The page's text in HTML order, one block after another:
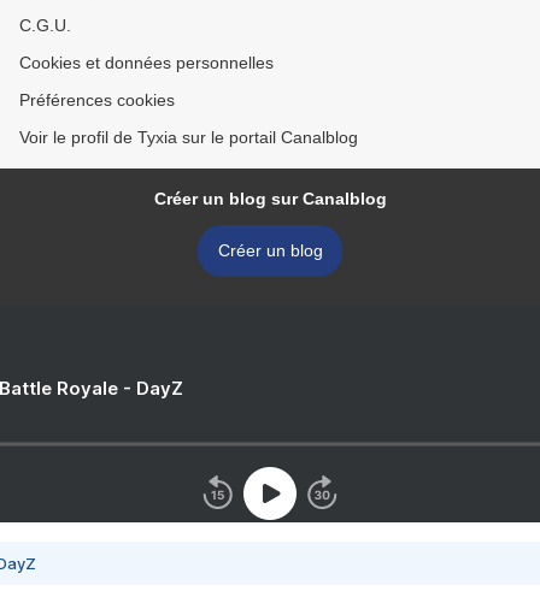
C.G.U.
Cookies et données personnelles
Préférences cookies
Voir le profil de Tyxia sur le portail Canalblog
Créer un blog sur Canalblog
Créer un blog
Royale - DayZ